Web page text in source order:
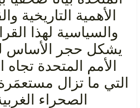
الأهمية التاريخية
والسياسية لهذا
يشكل حجر الأساس
الأمم المتحدة تجاه
التي ما تزال
الصحراء